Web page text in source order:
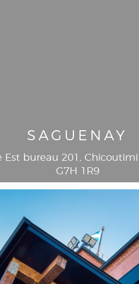
SAGUENAY
Est bureau 201 , Chicoutimi
G7H 1R9